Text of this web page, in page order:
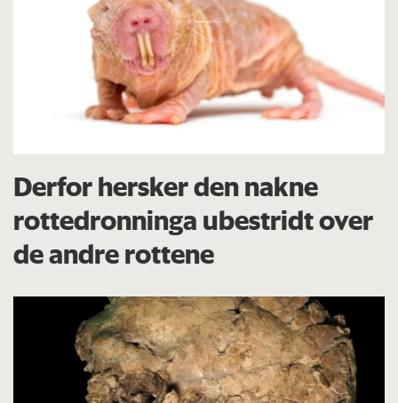
Derfor hersker den nakne
rottedronninga ubestridt over
de andre rottene